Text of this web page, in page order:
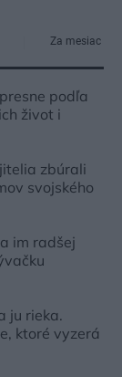
Za mesiac
podľa
život i
zbúrali
svojského
im radšej
ju rieka.
ktoré vyzerá